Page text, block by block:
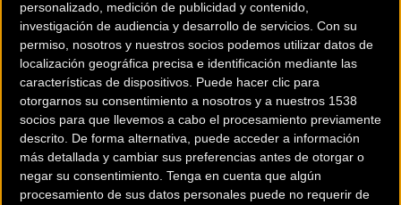
personalizado, medición de publicidad y contenido,
investigación de audiencia y desarrollo de servicios. Con su
permiso, nosotros y nuestros socios podemos utilizar datos de
localización geográfica precisa e identificación mediante las
características de dispositivos. Puede hacer clic para
otorgarnos su consentimiento a nosotros y a nuestros 1538
socios para que llevemos a cabo el procesamiento previamente
descrito. De forma alternativa, puede acceder a información
más detallada y cambiar sus preferencias antes de otorgar o
negar su consentimiento. Tenga en cuenta que algún
procesamiento de sus datos personales puede no requerir de
Terms of use © 1987–2026 HERE
200 km
¿Eres el propietario de esta tienda? Descubre cómo hacerte tienda
Premium para llegar a más clientes.